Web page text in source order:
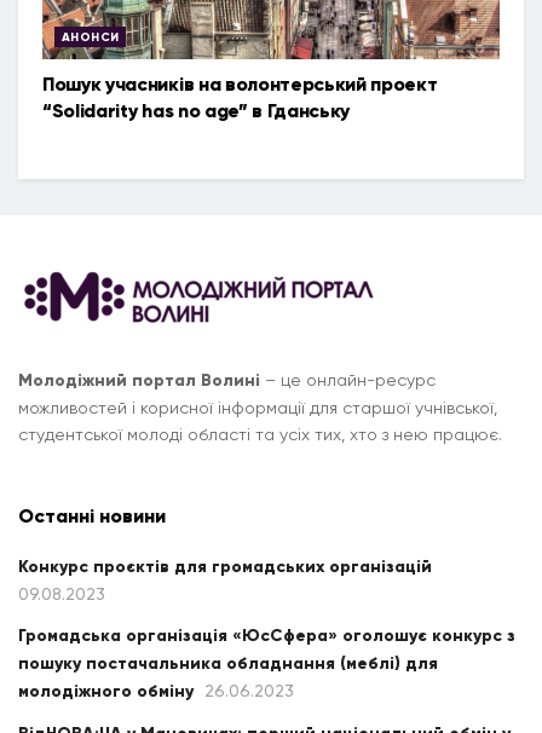
АНОНСИ
Пошук учасників на волонтерський проект
“Solidarity has no age” в Гданську
Молодіжний портал Волині – це онлайн-ресурс
можливостей і корисної інформації для старшої учнівської,
студентської молоді області та усіх тих, хто з нею працює.
Останні новини
Конкурс проєктів для громадських організацій
09.08.2023
Громадська організація «ЮсСфера» оголошує конкурс з
пошуку постачальника обладнання (меблі) для
молодіжного обміну
26.06.2023